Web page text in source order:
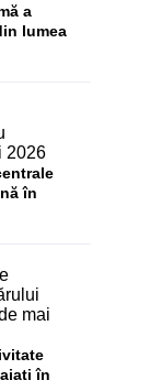
a
lumea
în
în